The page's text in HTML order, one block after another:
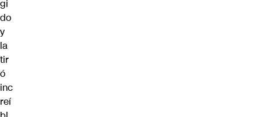
gi
do
y
la
tir
ó
inc
reí